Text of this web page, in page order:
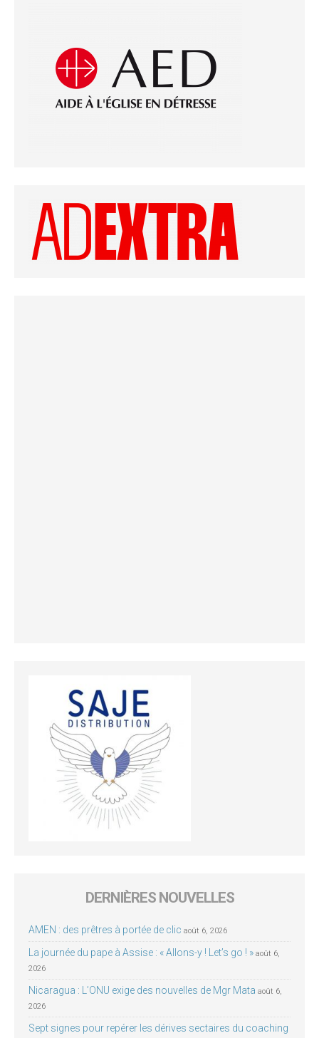
DERNIÈRES NOUVELLES
AMEN : des prêtres à portée de clic août 6, 2026
La journée du pape à Assise : « Allons-y ! Let’s go ! » août 6,
2026
Nicaragua : L’ONU exige des nouvelles de Mgr Mata août 6,
2026
Sept signes pour repérer les dérives sectaires du coaching